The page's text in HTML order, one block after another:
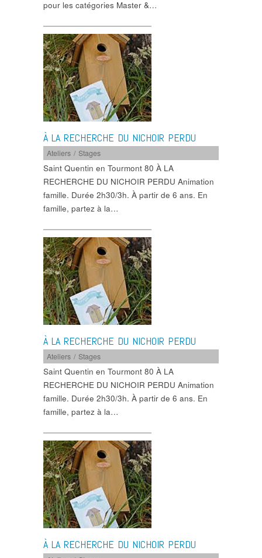
pour les catégories Master &…
À LA RECHERCHE DU NICHOIR PERDU
Ateliers / Stages
Saint Quentin en Tourmont 80 À LA
RECHERCHE DU NICHOIR PERDU Animation
famille. Durée 2h30/3h. À partir de 6 ans. En
famille, partez à la…
À LA RECHERCHE DU NICHOIR PERDU
Ateliers / Stages
Saint Quentin en Tourmont 80 À LA
RECHERCHE DU NICHOIR PERDU Animation
famille. Durée 2h30/3h. À partir de 6 ans. En
famille, partez à la…
À LA RECHERCHE DU NICHOIR PERDU